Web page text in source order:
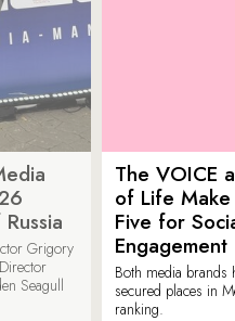
Grigory
Seagull
The VOICE
of Life Make
Five for
Engagement
Both media brands
secured places in
ranking.